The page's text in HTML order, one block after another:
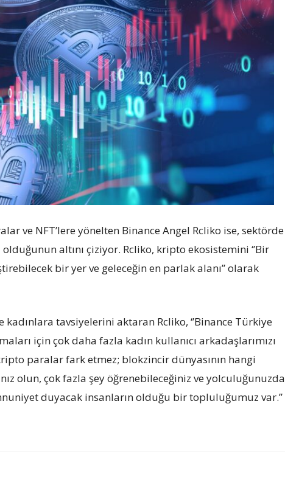
ve NFT’lere yönelten Binance Angel Rcliko ise, sektörde
altını çiziyor. Rcliko, kripto ekosistemini ‘’Bir
bir yer ve geleceğin en parlak alanı’’ olarak
kadınlara tavsiyelerini aktaran Rcliko, ‘’Binance Türkiye
için çok daha fazla kadın kullanıcı arkadaşlarımızı
paralar fark etmez; blokzincir dünyasının hangi
olun, çok fazla şey öğrenebileceğiniz ve yolculuğunuzda
duyacak insanların olduğu bir topluluğumuz var.’’